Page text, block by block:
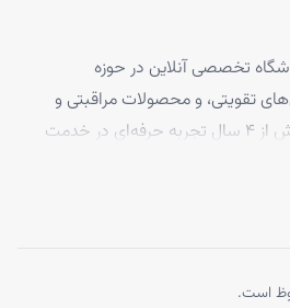
تخصصی آنلاین در حوزه
تقویتی، و محصولات مراقبتی و
درمانی پوست و مو، با بیش از ۴ سال تجربه حرفه‌ای در خدمت
و اصالت کالاها را با ضمانت کامل
با اطمینان کامل، تجربه‌ایاست.